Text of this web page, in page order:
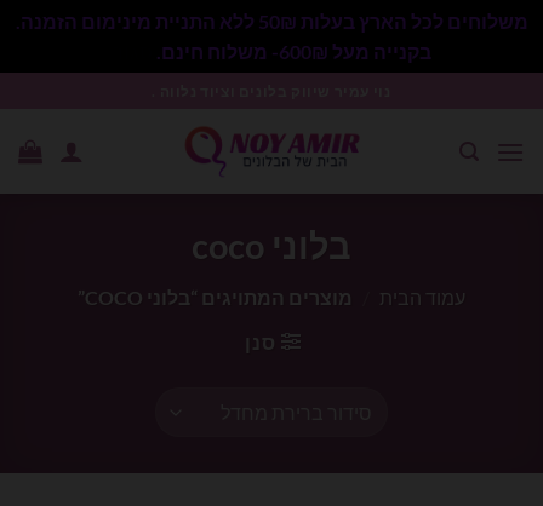
משלוחים לכל הארץ בעלות 50₪ ללא התניית מינימום הזמנה.
בקנייה מעל 600₪- משלוח חינם.
בלוני coco
עמוד הבית
מוצרים המתויגים “בלוני COCO”
סנן